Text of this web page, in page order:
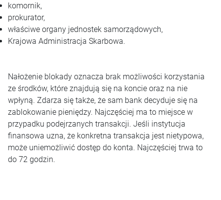
komornik,
prokurator,
właściwe organy jednostek samorządowych,
Krajowa Administracja Skarbowa.
Nałożenie blokady oznacza brak możliwości korzystania
ze środków, które znajdują się na koncie oraz na nie
wpłyną. Zdarza się także, że sam bank decyduje się na
zablokowanie pieniędzy. Najczęściej ma to miejsce w
przypadku podejrzanych transakcji. Jeśli instytucja
finansowa uzna, że konkretna transakcja jest nietypowa,
może uniemożliwić dostęp do konta. Najczęściej trwa to
do 72 godzin.